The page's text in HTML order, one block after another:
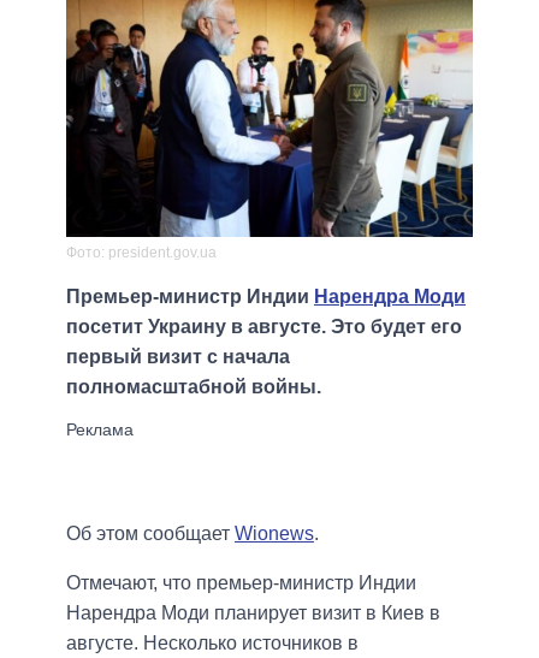
Фото: president.gov.ua
Премьер-министр Индии Нарендра Моди
посетит Украину в августе. Это будет его
первый визит с начала
полномасштабной войны.
Об этом сообщает Wionews.
Отмечают, что премьер-министр Индии
Нарендра Моди планирует визит в Киев в
августе. Несколько источников в